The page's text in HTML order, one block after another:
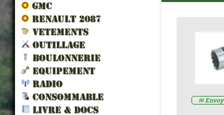
GMC
RENAULT 2087
VETEMENTS
OUTILLAGE
BOULONNERIE
EQUIPEMENT
RADIO
CONSOMMABLE
LIVRE & DOCS
✉
LIBERATION par francois